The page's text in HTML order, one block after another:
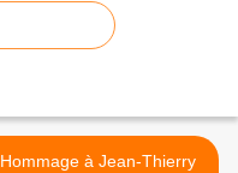
Hommage à Jean-Thierry